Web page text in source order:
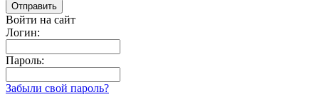
Войти на сайт
Логин:
Пароль:
Забыли свой пароль?